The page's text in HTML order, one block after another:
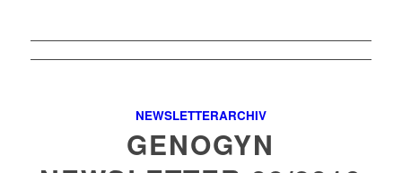
NEWSLETTERARCHIV
GENOGYN